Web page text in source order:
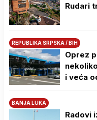
Rudari
REPUBLIKA SRPSKA / BIH
Oprez
i veća
BANJA LUKA
Radovi